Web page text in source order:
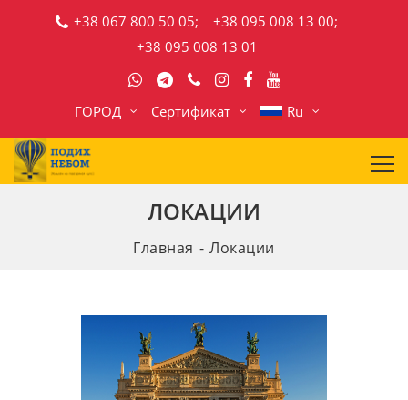
+38 067 800 50 05;
+38 095 008 13 00;
+38 095 008 13 01
ГОРОД Сертификат Ru
ЛОКАЦИИ
Главная Локации